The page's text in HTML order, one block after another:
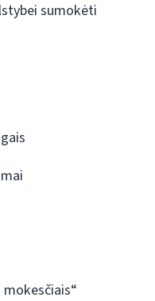
sumokėti